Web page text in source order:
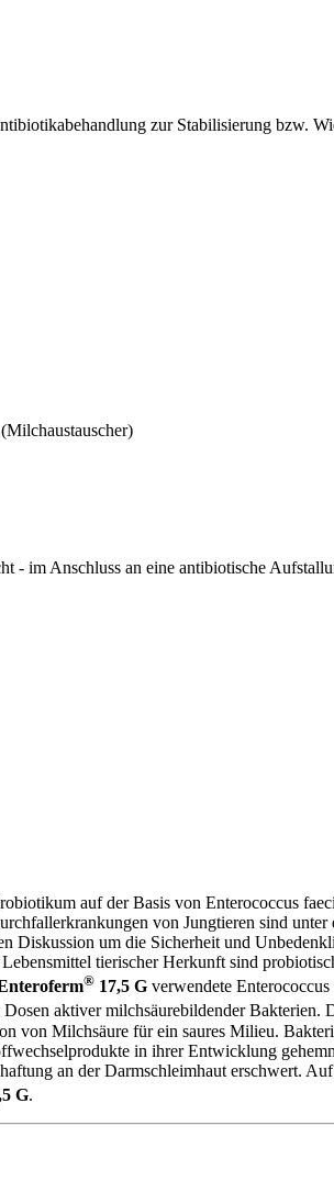
zur Stabilisierung bzw.
- im Anschluss an eine antibiotische
auf der Basis von Enterococcus
von Jungtieren sind
Diskussion um die Sicherheit und
tierischer Herkunft sind
® 17,5 G verwendete
aktiver milchsäurebildender
von Milchsäure für ein saures Milieu.
in ihrer Entwicklung
an der Darmschleimhaut erschwert.
G.